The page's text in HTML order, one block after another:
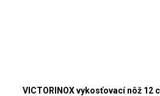
VICTORINOX vykosťovací nôž 12